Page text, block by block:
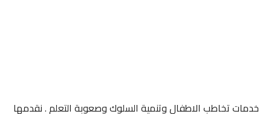
خدمات تخاطب الاطفال وتنمية السلوك وصعوبة التعلم . نقدمها